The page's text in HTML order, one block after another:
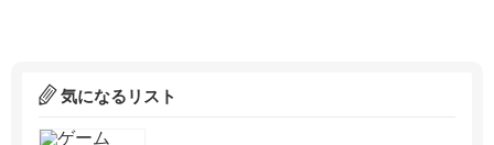
気になるリスト